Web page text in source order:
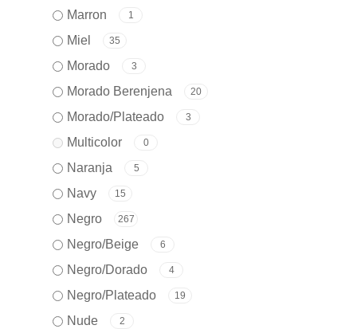
Marron 1
Miel 35
Morado 3
Morado Berenjena 20
Morado/Plateado 3
Multicolor 0
Naranja 5
Navy 15
Negro 267
Negro/Beige 6
Negro/Dorado 4
Negro/Plateado 19
Nude 2